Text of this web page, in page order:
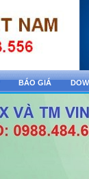
BÁO GIÁ